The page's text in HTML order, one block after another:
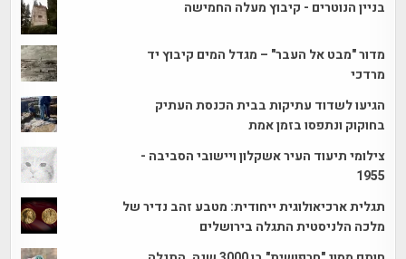
בניין הנוטרים - קיבוץ מעלה החמישה
מדור "מבט אל העבר" – מגדל המים קיבוץ יד
מרדכי
הגיעו לשדוד עתיקות בבית הכנסת העתיק
בחוקוק ונתפסו בזמן אמת
צילומי תיעוד העיר אשקלון ויישובי הסביבה -
1955
תגלית ארכיאולוגית ייחודית: מטבע זהב נדיר של
מלכה הלניסטית התגלה בירושלים